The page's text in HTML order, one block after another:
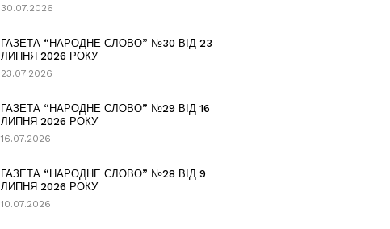
30.07.2026
ГАЗЕТА “НАРОДНЕ СЛОВО” №30 ВІД 23
ЛИПНЯ 2026 РОКУ
23.07.2026
ГАЗЕТА “НАРОДНЕ СЛОВО” №29 ВІД 16
ЛИПНЯ 2026 РОКУ
16.07.2026
ГАЗЕТА “НАРОДНЕ СЛОВО” №28 ВІД 9
ЛИПНЯ 2026 РОКУ
10.07.2026